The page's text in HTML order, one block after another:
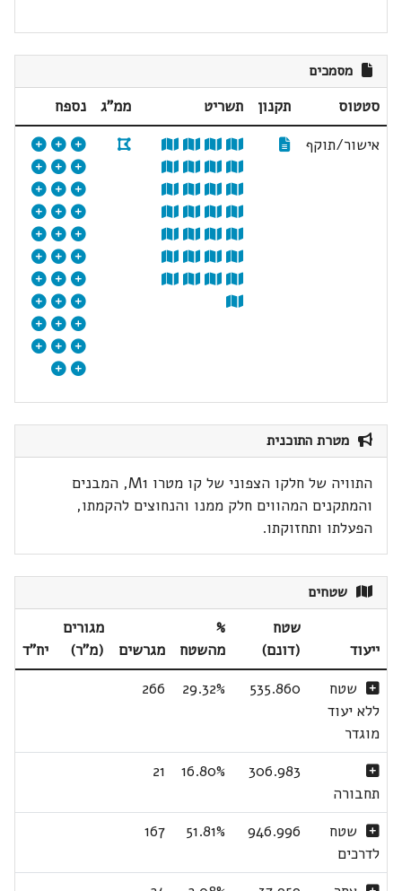
מסמכים
סטטוס תקנון תשריט ממ"ג
נספח
אישור/תוקף
מטרת התוכנית
התוויה של חלקו הצפוני של קו מטרו M1, המבנים
והמתקנים המהווים חלק ממנו והנחוצים להקמתו,
הפעלתו ותחזוקתו.
שטחים
ייעוד
שטח
(דונם)
%
מהשטח
מגרשים
מגורים
(מ"ר)
יח"ד
שטח
ללא יעוד
מוגדר
535.860
29.32%
266
תחבורה
306.983
16.80%
21
שטח
לדרכים
946.996
51.81%
167